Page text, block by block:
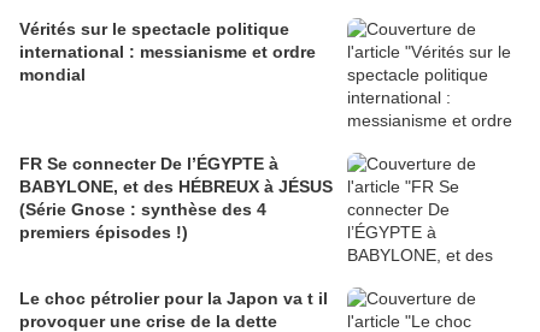
Vérités sur le spectacle politique
international : messianisme et ordre
mondial
FR Se connecter De l’ÉGYPTE à
BABYLONE, et des HÉBREUX à JÉSUS
(Série Gnose : synthèse des 4
premiers épisodes !)
Le choc pétrolier pour la Japon va t il
provoquer une crise de la dette